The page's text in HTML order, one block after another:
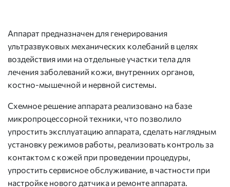
Аппарат предназначен для генерирования
ультразвуковых механических колебаний в целях
воздействия ими на отдельные участки тела для
лечения заболеваний кожи, внутренних органов,
костно-мышечной и нервной системы.
Схемное решение аппарата реализовано на базе
микропроцессорной техники, что позволило
упростить эксплуатацию аппарата, сделать наглядным
установку режимов работы, реализовать контроль за
контактом с кожей при проведении процедуры,
упростить сервисное обслуживание, в частности при
настройке нового датчика и ремонте аппарата.